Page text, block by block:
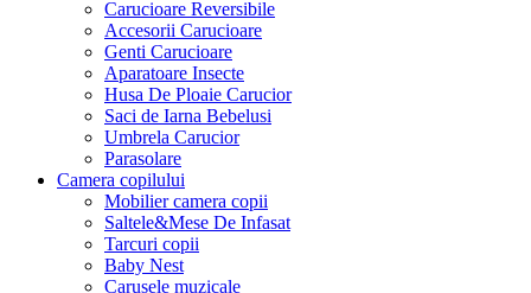
Carucioare Reversibile
Accesorii Carucioare
Genti Carucioare
Aparatoare Insecte
Husa De Ploaie Carucior
Saci de Iarna Bebelusi
Umbrela Carucior
Parasolare
Camera copilului
Mobilier camera copii
Saltele&Mese De Infasat
Tarcuri copii
Baby Nest
Carusele muzicale